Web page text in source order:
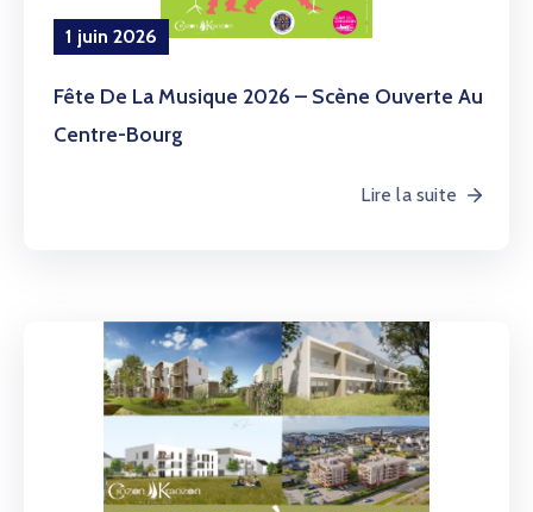
1 juin 2026
Fête De La Musique 2026 – Scène Ouverte Au
Centre-Bourg
Lire la suite